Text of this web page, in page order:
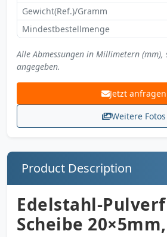
Gewicht(Ref.)/Gramm
Mindestbestellmenge
Alle Abmessungen in Millimetern
angegeben.
Jetzt anfragen
Weitere Fotos
Product Description
Edelstahl-
Scheibe